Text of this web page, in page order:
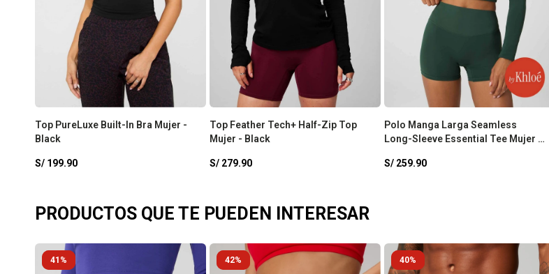
Top PureLuxe Built-In Bra Mujer -
Black
S/ 199.90
Top Feather Tech+ Half-Zip Top
Mujer - Black
S/ 279.90
Polo Manga Larga Seamless
Long-Sleeve Essential Tee Mujer -
S/ 259.90
PRODUCTOS QUE TE PUEDEN INTERESAR
41 42 40